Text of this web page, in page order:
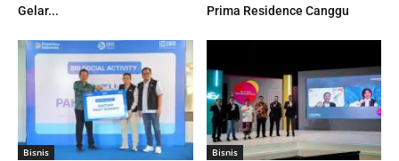
Gelar...
Prima Residence Canggu
Bisnis Bisnis